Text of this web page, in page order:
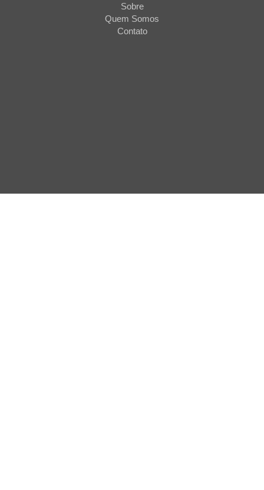
Sobre
Quem Somos
Contato